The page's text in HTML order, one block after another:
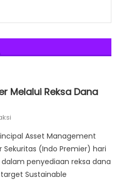
Melalui Reksa Dana
Asset Management
Sekuritas (Indo Premier) hari
penyediaan reksa dana
Sustainable